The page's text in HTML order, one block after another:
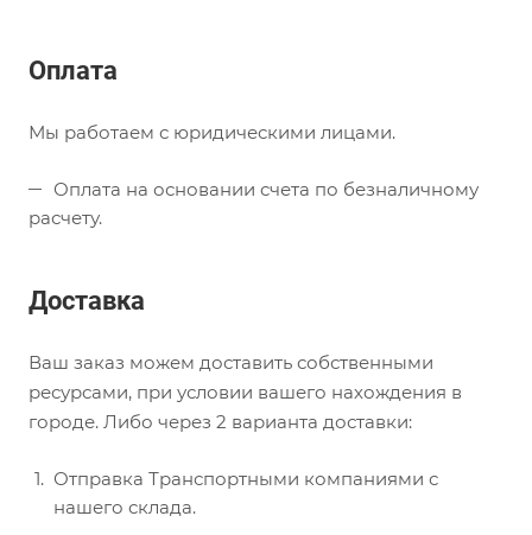
Оплата
Мы работаем с юридическими лицами.
Оплата на основании счета по безналичному
расчету.
Доставка
Ваш заказ можем доставить собственными
ресурсами, при условии вашего нахождения в
городе. Либо через 2 варианта доставки:
Отправка Транспортными компаниями с
нашего склада.